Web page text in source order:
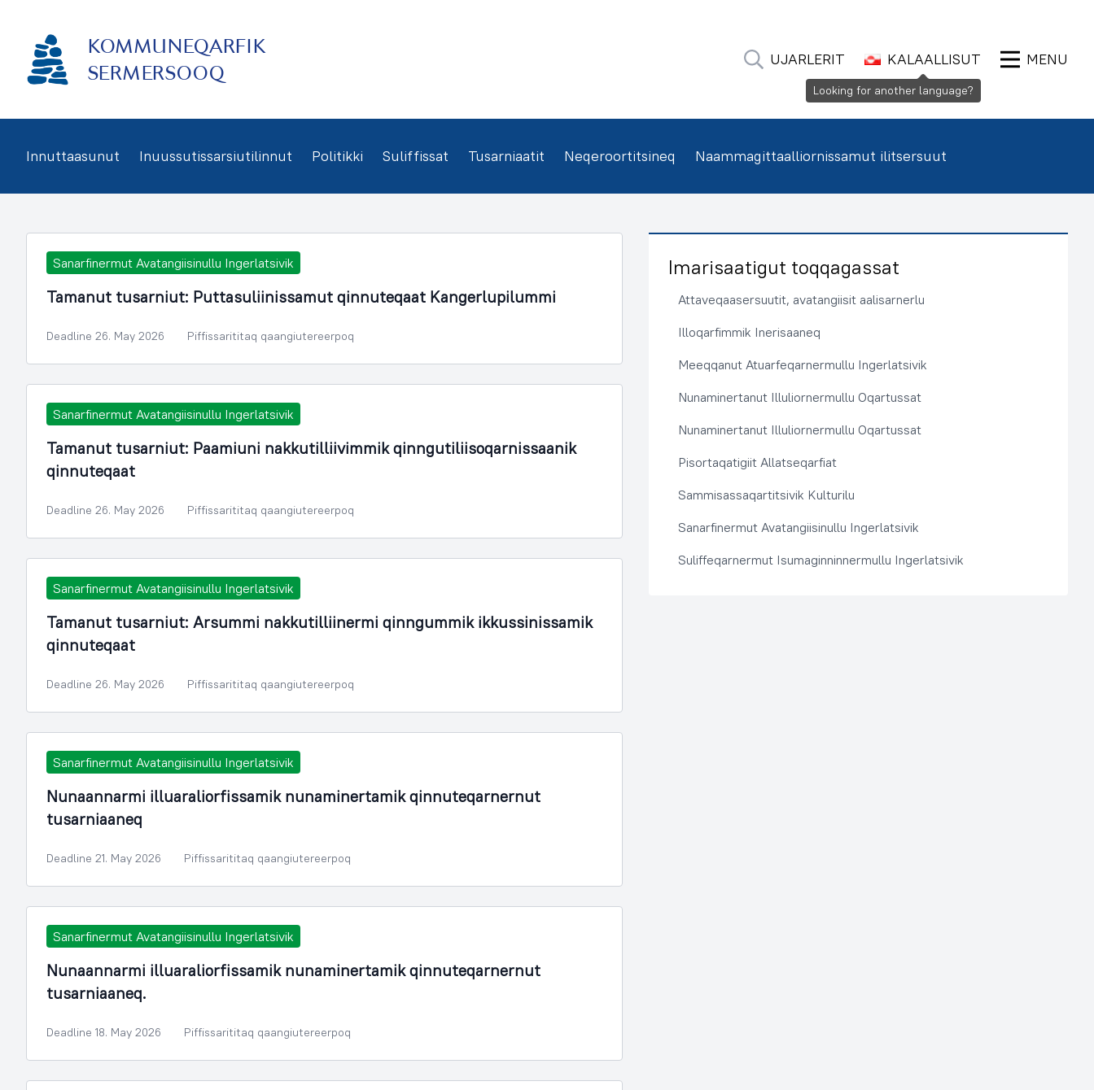
KOMMUNEQARFIK
SERMERSOOQ
UJARLERIT KALAALLISUT MENU
Innuttaasunut Inuussutissarsiutilinnut Politikki Suliffissat Tusarniaatit Neqeroortitsineq Naammagittaalliornissamut ilitsersuut
Sanarfinermut Avatangiisinullu Ingerlatsivik
Tamanut tusarniut: Puttasuliinissamut qinnuteqaat Kangerlupilummi
Deadline 26. May 2026 Piffissarititaq qaangiutereerpoq
Sanarfinermut Avatangiisinullu Ingerlatsivik
Tamanut tusarniut: Paamiuni nakkutilliivimmik qinngutiliisoqarnissaanik
qinnuteqaat
Deadline 26. May 2026 Piffissarititaq qaangiutereerpoq
Sanarfinermut Avatangiisinullu Ingerlatsivik
Tamanut tusarniut: Arsummi nakkutilliinermi qinngummik ikkussinissamik
qinnuteqaat
Deadline 26. May 2026 Piffissarititaq qaangiutereerpoq
Sanarfinermut Avatangiisinullu Ingerlatsivik
Nunaannarmi illuaraliorfissamik nunaminertamik qinnuteqarnernut
tusarniaaneq
Deadline 21. May 2026 Piffissarititaq qaangiutereerpoq
Sanarfinermut Avatangiisinullu Ingerlatsivik
Nunaannarmi illuaraliorfissamik nunaminertamik qinnuteqarnernut
tusarniaaneq.
Deadline 18. May 2026 Piffissarititaq qaangiutereerpoq
Imarisaatigut toqqagassat
Attaveqaasersuutit, avatangiisit aalisarnerlu
Illoqarfimmik Inerisaaneq
Meeqqanut Atuarfeqarnermullu Ingerlatsivik
Nunaminertanut Illuliornermullu Oqartussat
Nunaminertanut Illuliornermullu Oqartussat
Pisortaqatigiit Allatseqarfiat
Sammisassaqartitsivik Kulturilu
Sanarfinermut Avatangiisinullu Ingerlatsivik
Suliffeqarnermut Isumaginninnermullu Ingerlatsivik
Looking for another language?